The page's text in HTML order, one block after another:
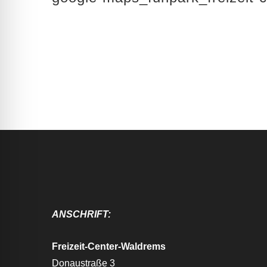
ANSCHRIFT:
Freizeit-Center-Waldrems
Donaustraße 3